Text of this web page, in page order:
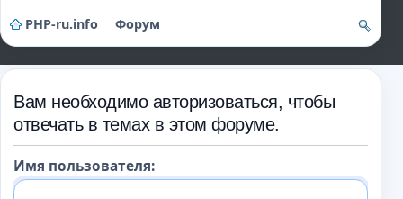
PHP-ru.info
Форум
Вам необходимо авторизоваться, чтобы
отвечать в темах в этом форуме.
Имя пользователя: